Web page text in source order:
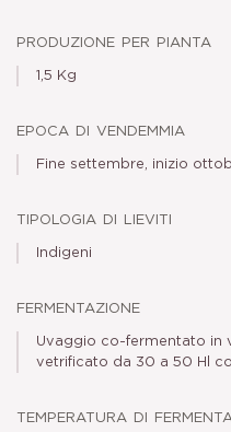
produzione per pianta
1,5 Kg
epoca di vendemmia
Fine settembre, inizio
tipologia di lieviti
Indigeni
fermentazione
Uvaggio co-fermentato in
vetrificato da 30 a 50 Hl
temperatura di